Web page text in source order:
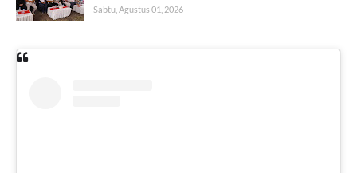
Sabtu, Agustus 01, 2026